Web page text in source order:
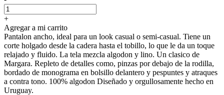
+
Agregar a mi carrito
Pantalon ancho, ideal para un look casual o semi-casual. Tiene un
corte holgado desde la cadera hasta el tobillo, lo que le da un toque
relajado y fluido. La tela mezcla algodon y lino. Un clasico de
Margara. Repleto de detalles como, pinzas por debajo de la rodilla,
bordado de monograma en bolsillo delantero y pespuntes y atraques
a contra tono. 100% algodon Diseñado y orgullosamente hecho en
Uruguay.